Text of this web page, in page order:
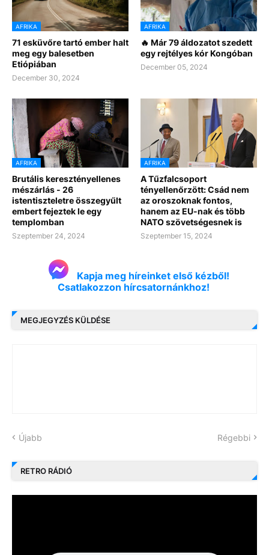
AFRIKA
71 esküvőre tartó ember halt
meg egy balesetben
Etiópiában
December 30, 2024
AFRIKA
🔥 Már 79 áldozatot szedett
egy rejtélyes kór Kongóban
December 05, 2024
AFRIKA
Brutális keresztényellenes
mészárlás - 26
istentiszteletre összegyűlt
embert fejeztek le egy
templomban
Szeptember 24, 2024
AFRIKA
A Tűzfalcsoport
tényellenőrzött: Csád nem
az oroszoknak fontos,
hanem az EU-nak és több
NATO szövetségesnek is
Szeptember 15, 2024
Kapja meg híreinket első kézből!
Csatlakozzon hírcsatornánkhoz!
MEGJEGYZÉS KÜLDÉSE
Újabb Régebbi
RETRO RÁDIÓ